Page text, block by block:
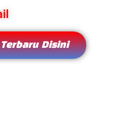
Disini